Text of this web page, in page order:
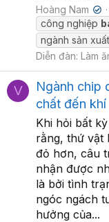
Hoàng Nam ✔
công nghiệp
ngành sản
Diễn đàn: Làm
V
Ngành chip
chất đến
Khi hỏi bất
rằng, thứ vật
đỏ hơn, câu
nhận được
là bởi tình
ngóc ngách
hưởng của...